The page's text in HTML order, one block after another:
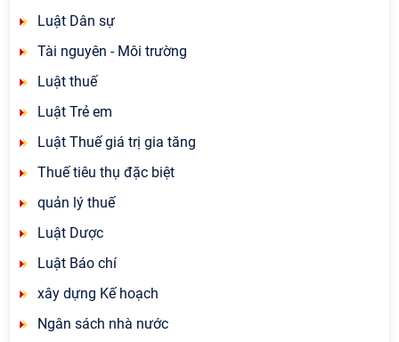
Luật Dân sự
Tài nguyên - Môi trường
Luật thuế
Luật Trẻ em
Luật Thuế giá trị gia tăng
Thuế tiêu thụ đặc biệt
quản lý thuế
Luật Dược
Luật Báo chí
xây dựng Kế hoạch
Ngân sách nhà nước